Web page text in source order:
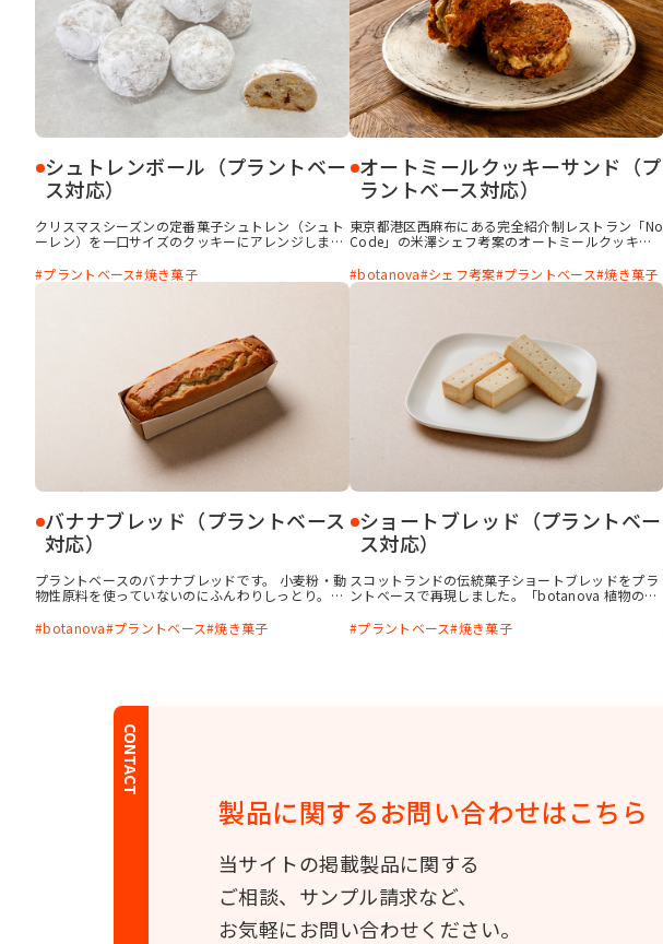
シュトレンボール（プラントベー
ス対応）
クリスマスシーズンの定番菓子シュトレン（シュト
ーレン）を一口サイズのクッキーにアレンジしまし
使用し、乳や卵などの動物性原料を使わずに、プラ
ントベースでおいしいシュトレン風味のクッキーに
プラントベース 焼き菓子
オートミールクッキーサンド（プ
ラントベース対応）
東京都港区西麻布にある完全紹介制レストラン「No
Code」の米澤シェフ考案のオートミールクッキー
botanova「植物のおいしさ バター風味」を使用
することで、プラントベースと感じさせないほど濃
botanova シェフ考案 プラントベース 焼き菓子
バナナブレッド（プラントベース
対応）
プラントベースのバナナブレッドです。 小麦粉・動
物性原料を使っていないのにふんわりしっとり。
て濃厚でコクのあるケーキに仕上げました。健康に
気をつかう方でも罪悪感なくおいしく食べられるギ
botanova プラントベース 焼き菓子
ショートブレッド（プラントベー
ス対応）
スコットランドの伝統菓子ショートブレッドをプラ
ントベースで再現しました。「botanova 植物のお
ある香りと濃厚感のあるコクを付与できます。
プラントベース 焼き菓子
CONTACT
製品に関するお問い合わせはこちら
当サイトの掲載製品に関する
ご相談、サンプル請求など、
お気軽にお問い合わせください。